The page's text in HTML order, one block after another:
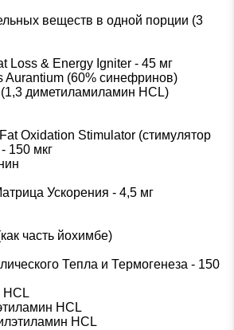
веществ в одной порции (3
Loss & Energy Igniter - 45 мг
Aurantium (60% синефринов)
диметиламиламин HCL)
Oxidation Stimulator (стимулятор
150 мкг
Ускорения - 4,5 мг
часть йохимбе)
Тепла и Термогенеза - 150
HCL
HCL
HCL